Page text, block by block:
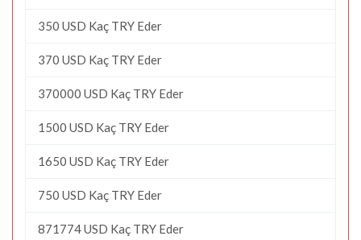
350 USD Kaç TRY Eder
370 USD Kaç TRY Eder
370000 USD Kaç TRY Eder
1500 USD Kaç TRY Eder
1650 USD Kaç TRY Eder
750 USD Kaç TRY Eder
871774 USD Kaç TRY Eder